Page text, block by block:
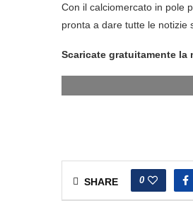
Con il calciomercato in pole
pronta a dare tutte le notizie
Scaricate gratuitamente la
SHARE 0